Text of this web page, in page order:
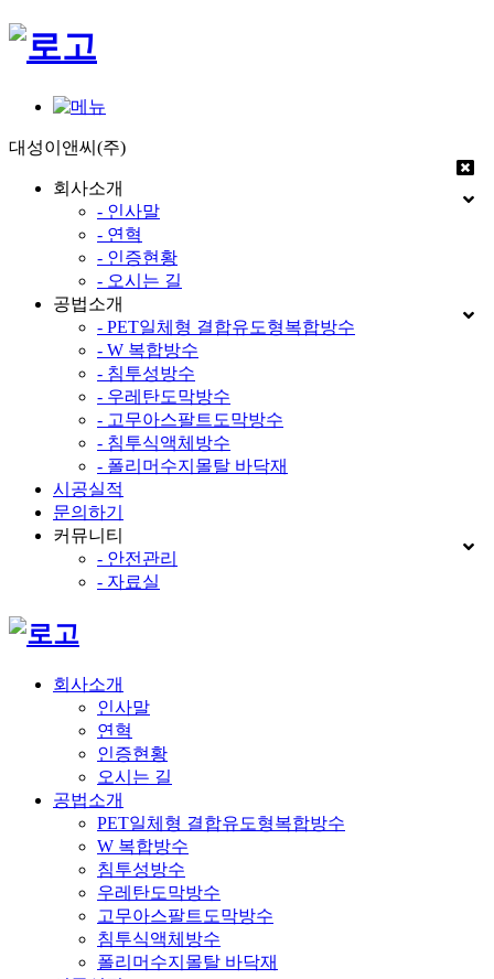
대성이앤씨(주)
회사소개
- 인사말
- 연혁
- 인증현황
- 오시는 길
공법소개
- PET일체형 결합유도형복합방수
- W 복합방수
- 침투성방수
- 우레탄도막방수
- 고무아스팔트도막방수
- 침투식액체방수
- 폴리머수지몰탈 바닥재
시공실적
문의하기
커뮤니티
- 안전관리
- 자료실
회사소개
인사말
연혁
인증현황
오시는 길
공법소개
PET일체형 결합유도형복합방수
W 복합방수
침투성방수
우레탄도막방수
고무아스팔트도막방수
침투식액체방수
폴리머수지몰탈 바닥재